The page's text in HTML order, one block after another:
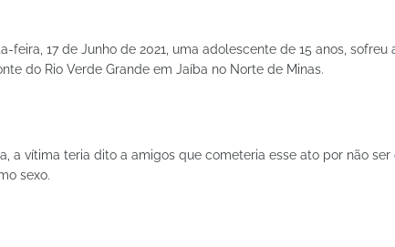
feira, 17 de Junho de 2021, uma adolescente de 15 anos, sofreu
do Rio Verde Grande em Jaíba no Norte de Minas.
a vítima teria dito a amigos que cometeria esse ato por não
sexo.